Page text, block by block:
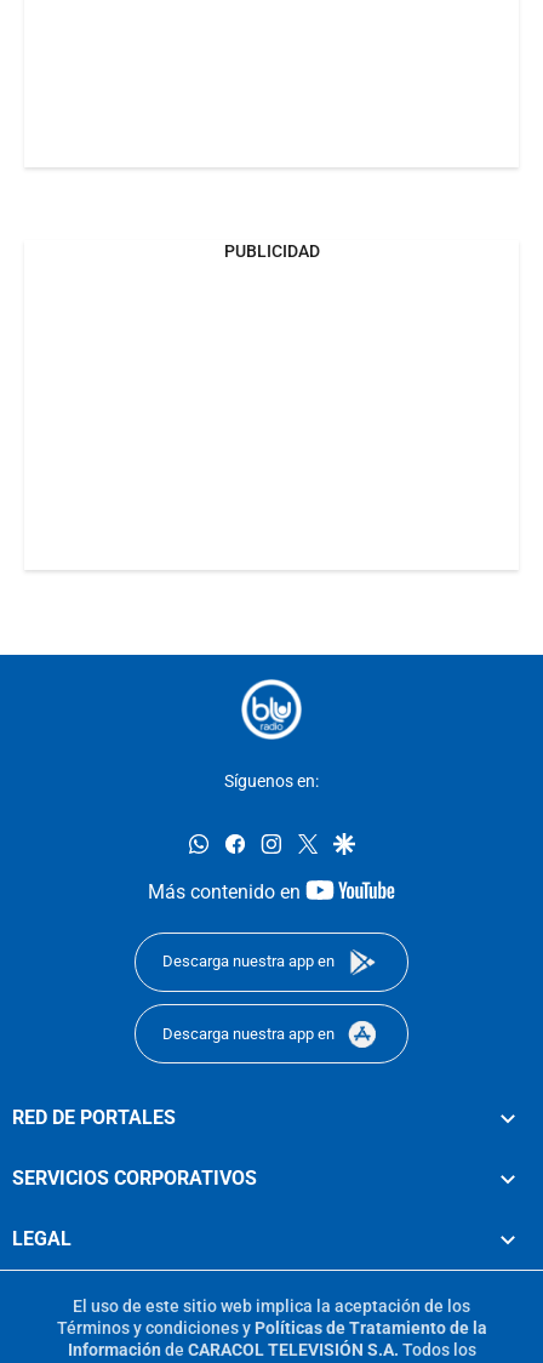
PUBLICIDAD
Síguenos en:
whatsappfacebookinstagram
twittergoogle
Más contenido en
youtube-
Descarga nuestra app en
Descarga nuestra app en
RED DE PORTALES
SERVICIOS CORPORATIVOS
LEGAL
El uso de este sitio web implica la aceptación de los
Términos y condicionesy Políticas de Tratamiento de la
Información de CARACOL TELEVISIÓN S.A. Todos los